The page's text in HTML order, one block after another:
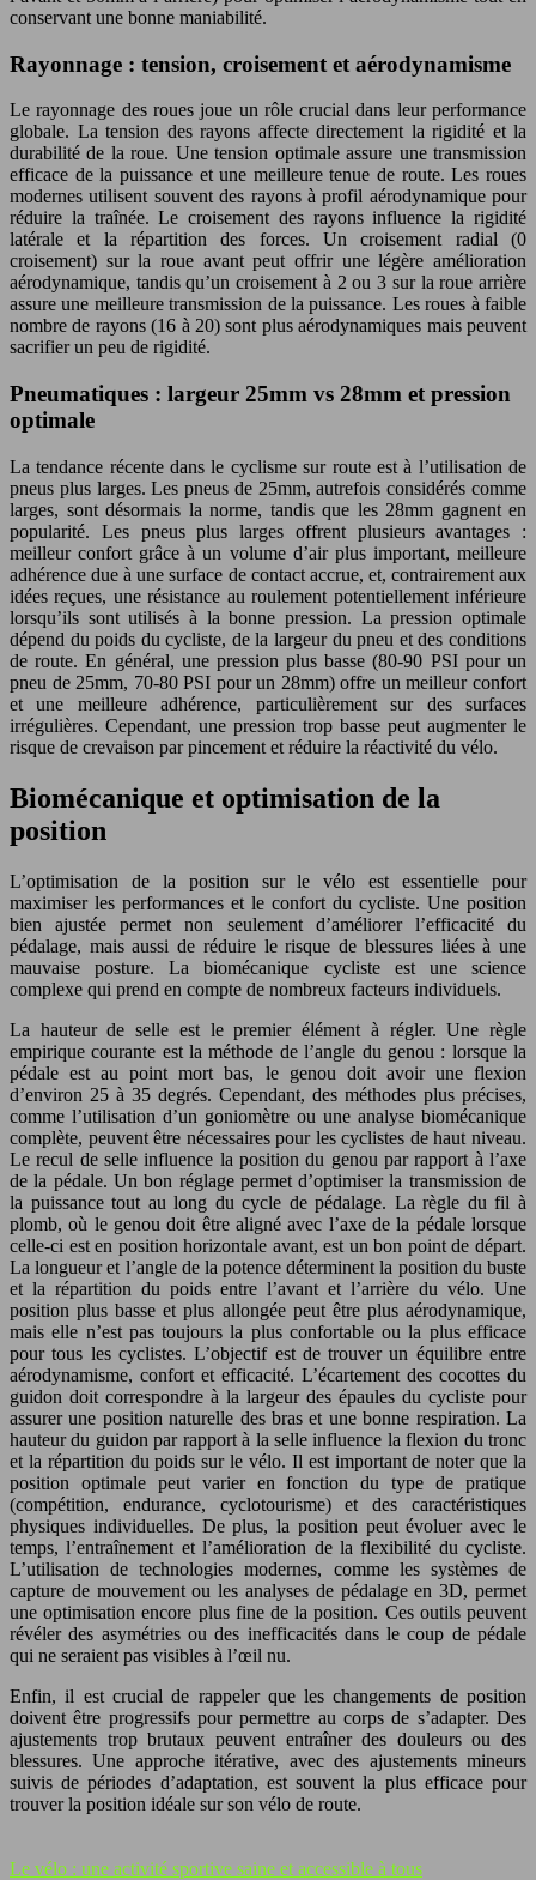
conservant une bonne maniabilité.
Rayonnage : tension, croisement et aérodynamisme
Le rayonnage des roues joue un rôle crucial dans leur performance
globale. La tension des rayons affecte directement la rigidité et la
durabilité de la roue. Une tension optimale assure une transmission
efficace de la puissance et une meilleure tenue de route. Les roues
modernes utilisent souvent des rayons à profil aérodynamique pour
réduire la traînée. Le croisement des rayons influence la rigidité
latérale et la répartition des forces. Un croisement radial (0
croisement) sur la roue avant peut offrir une légère amélioration
aérodynamique, tandis qu’un croisement à 2 ou 3 sur la roue arrière
assure une meilleure transmission de la puissance. Les roues à faible
nombre de rayons (16 à 20) sont plus aérodynamiques mais peuvent
sacrifier un peu de rigidité.
Pneumatiques : largeur 25mm vs 28mm et pression
optimale
La tendance récente dans le cyclisme sur route est à l’utilisation de
pneus plus larges. Les pneus de 25mm, autrefois considérés comme
larges, sont désormais la norme, tandis que les 28mm gagnent en
popularité. Les pneus plus larges offrent plusieurs avantages :
meilleur confort grâce à un volume d’air plus important, meilleure
adhérence due à une surface de contact accrue, et, contrairement aux
idées reçues, une résistance au roulement potentiellement inférieure
lorsqu’ils sont utilisés à la bonne pression. La pression optimale
dépend du poids du cycliste, de la largeur du pneu et des conditions
de route. En général, une pression plus basse (80-90 PSI pour un
pneu de 25mm, 70-80 PSI pour un 28mm) offre un meilleur confort
et une meilleure adhérence, particulièrement sur des surfaces
irrégulières. Cependant, une pression trop basse peut augmenter le
risque de crevaison par pincement et réduire la réactivité du vélo.
Biomécanique et optimisation de la
position
L’optimisation de la position sur le vélo est essentielle pour
maximiser les performances et le confort du cycliste. Une position
bien ajustée permet non seulement d’améliorer l’efficacité du
pédalage, mais aussi de réduire le risque de blessures liées à une
mauvaise posture. La biomécanique cycliste est une science
complexe qui prend en compte de nombreux facteurs individuels.
La hauteur de selle est le premier élément à régler. Une règle
empirique courante est la méthode de l’angle du genou : lorsque la
pédale est au point mort bas, le genou doit avoir une flexion
d’environ 25 à 35 degrés. Cependant, des méthodes plus précises,
comme l’utilisation d’un goniomètre ou une analyse biomécanique
complète, peuvent être nécessaires pour les cyclistes de haut niveau.
Le recul de selle influence la position du genou par rapport à l’axe
de la pédale. Un bon réglage permet d’optimiser la transmission de
la puissance tout au long du cycle de pédalage. La règle du fil à
plomb, où le genou doit être aligné avec l’axe de la pédale lorsque
celle-ci est en position horizontale avant, est un bon point de départ.
La longueur et l’angle de la potence déterminent la position du buste
et la répartition du poids entre l’avant et l’arrière du vélo. Une
position plus basse et plus allongée peut être plus aérodynamique,
mais elle n’est pas toujours la plus confortable ou la plus efficace
pour tous les cyclistes. L’objectif est de trouver un équilibre entre
aérodynamisme, confort et efficacité. L’écartement des cocottes du
guidon doit correspondre à la largeur des épaules du cycliste pour
assurer une position naturelle des bras et une bonne respiration. La
hauteur du guidon par rapport à la selle influence la flexion du tronc
et la répartition du poids sur le vélo. Il est important de noter que la
position optimale peut varier en fonction du type de pratique
(compétition, endurance, cyclotourisme) et des caractéristiques
physiques individuelles. De plus, la position peut évoluer avec le
temps, l’entraînement et l’amélioration de la flexibilité du cycliste.
L’utilisation de technologies modernes, comme les systèmes de
capture de mouvement ou les analyses de pédalage en 3D, permet
une optimisation encore plus fine de la position. Ces outils peuvent
révéler des asymétries ou des inefficacités dans le coup de pédale
qui ne seraient pas visibles à l’œil nu.
Enfin, il est crucial de rappeler que les changements de position
doivent être progressifs pour permettre au corps de s’adapter. Des
ajustements trop brutaux peuvent entraîner des douleurs ou des
blessures. Une approche itérative, avec des ajustements mineurs
suivis de périodes d’adaptation, est souvent la plus efficace pour
trouver la position idéale sur son vélo de route.
Le vélo : une activité sportive saine et accessible à tous